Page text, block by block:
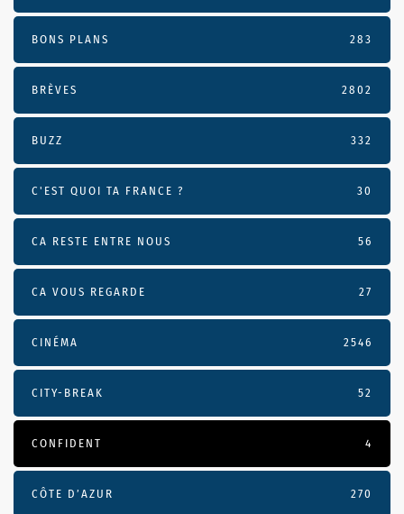
BONS PLANS 283
BRÈVES 2802
BUZZ 332
C'EST QUOI TA FRANCE ? 30
CA RESTE ENTRE NOUS 56
CA VOUS REGARDE 27
CINÉMA 2546
CITY-BREAK 52
CONFIDENT 4
CÔTE D’AZUR 270